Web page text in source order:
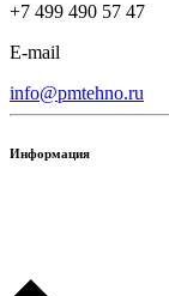
+7 499 490 57 47
E-mail
info@pmtehno.ru
Информация